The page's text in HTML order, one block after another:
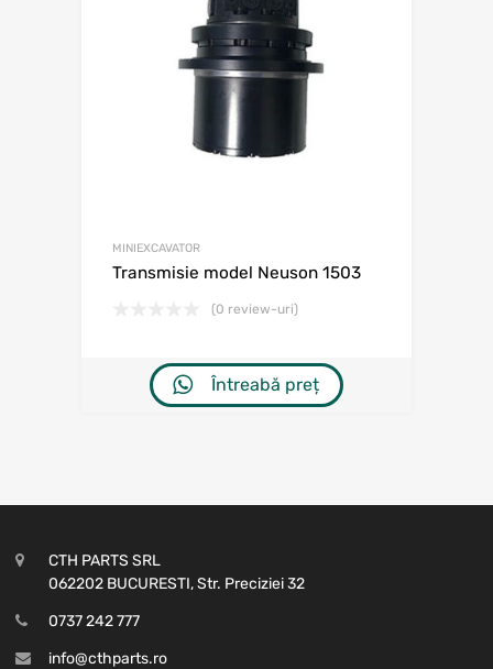
MINIEXCAVATOR
Transmisie model Neuson 1503
(0 review-uri)
Întreabă preț
CTH PARTS SRL
062202 BUCURESTI, Str. Preciziei 32
0737 242 777
info@cthparts.ro